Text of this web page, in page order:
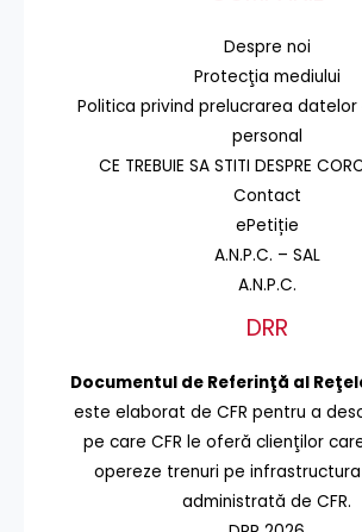
Despre noi
Protecţia mediului
Politica privind prelucrarea
personal
CE TREBUIE SA STITI DESPRE
Contact
ePetiție
A.N.P.C. – SAL
A.N.P.C.
DRR
Documentul de Referinţă al
este elaborat de CFR pentru a
pe care CFR le oferă clienţilor
opereze trenuri pe
administrată de CFR.